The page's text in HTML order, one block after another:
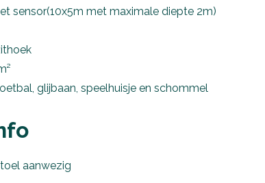
sensor(10x5m met maximale diepte 2m)
glijbaan, speelhuisje en schommel
aanwezig